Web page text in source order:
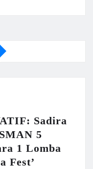
Sadira
5
1 Lomba
Fest’